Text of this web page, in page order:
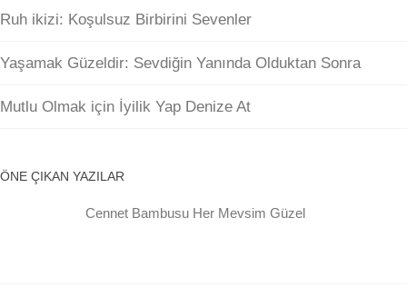
Ruh ikizi: Koşulsuz Birbirini Sevenler
Yaşamak Güzeldir: Sevdiğin Yanında Olduktan Sonra
Mutlu Olmak için İyilik Yap Denize At
ÖNE ÇIKAN YAZILAR
Cennet Bambusu Her Mevsim Güzel